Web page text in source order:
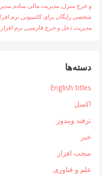
و خرج منزل, مدیریت مالی ساده,
شخصی رایگان برای کامپیوتر , نرم
مدیریت دخل و خرج فارسی, نرم
دسته‌ها
English titles
اکسل
ترفند ویندوز
خبر
سخت افزار
علم و فناوری